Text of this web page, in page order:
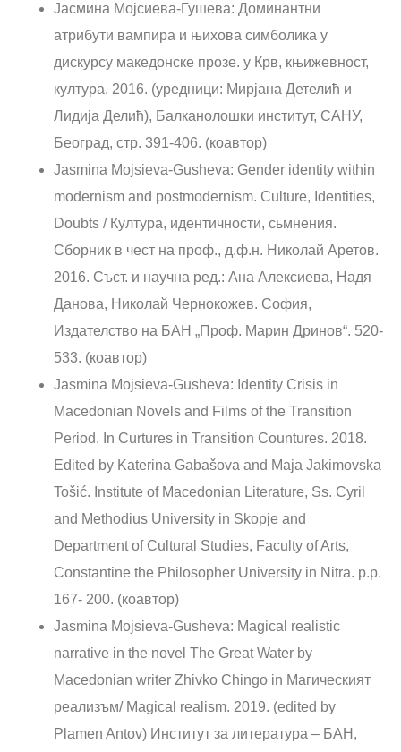
Јасмина Мојсиева-Гушева: Доминантни
атрибути вампира и њихова симболика у
дискурсу македонске прозе. у Крв, књижевност,
култура. 2016. (уредници: Мирјана Детелић и
Лидија Делић), Балканолошки институт, САНУ,
Београд, стр. 391-406. (коавтор)
Jasmina Mojsieva-Gusheva: Gender identity within
modernism and postmodernism. Culture, Identities,
Doubts / Култура, идентичности, сьмнения.
Сборник в чест на проф., д.ф.н. Николай Аретов.
2016. Съст. и научна ред.: Ана Алексиева, Надя
Данова, Николай Чернокожев. София,
Издателство на БАН „Проф. Марин Дринов“. 520-
533. (коавтор)
Jasmina Mojsieva-Gusheva: Identity Crisis in
Macedonian Novels and Films of the Transition
Period. In Curtures in Transition Countures. 2018.
Edited by Katerina Gabašova and Maja Jakimovska
Tošić. Institute of Macedonian Literature, Ss. Cyril
and Methodius University in Skopje and
Department of Cultural Studies, Faculty of Arts,
Constantine the Philosopher University in Nitra. p.p.
167- 200. (коавтор)
Jasmina Mojsieva-Gusheva: Magical realistic
narrative in the novel The Great Water by
Macedonian writer Zhivko Chingo in Магическият
реализъм/ Magical realism. 2019. (edited by
Plamen Antov) Институт за литература – БАН,